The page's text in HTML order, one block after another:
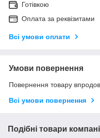
Готівкою
Оплата за реквізитами
Всі умови оплати
Умови повернення
Повернення товару
Всі умови повернення
Подібні товари